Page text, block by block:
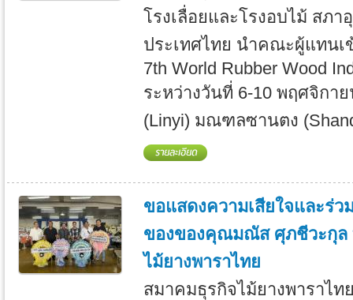
โรงเลื่อยและโรงอบไม้ สภา
ประเทศไทย นำคณะผู้แทนเ
7th World Rubber Wood
ระหว่างวันที่ 6-10 พฤศจิกา
(Linyi) มณฑลซานตง
ขอแสดงความเสียใจและร่ว
ของของคุณมณัส ศุภชีวะกุล
ไม้ยางพาราไทย
สมาคมธุรกิจไม้ยางพาราไท